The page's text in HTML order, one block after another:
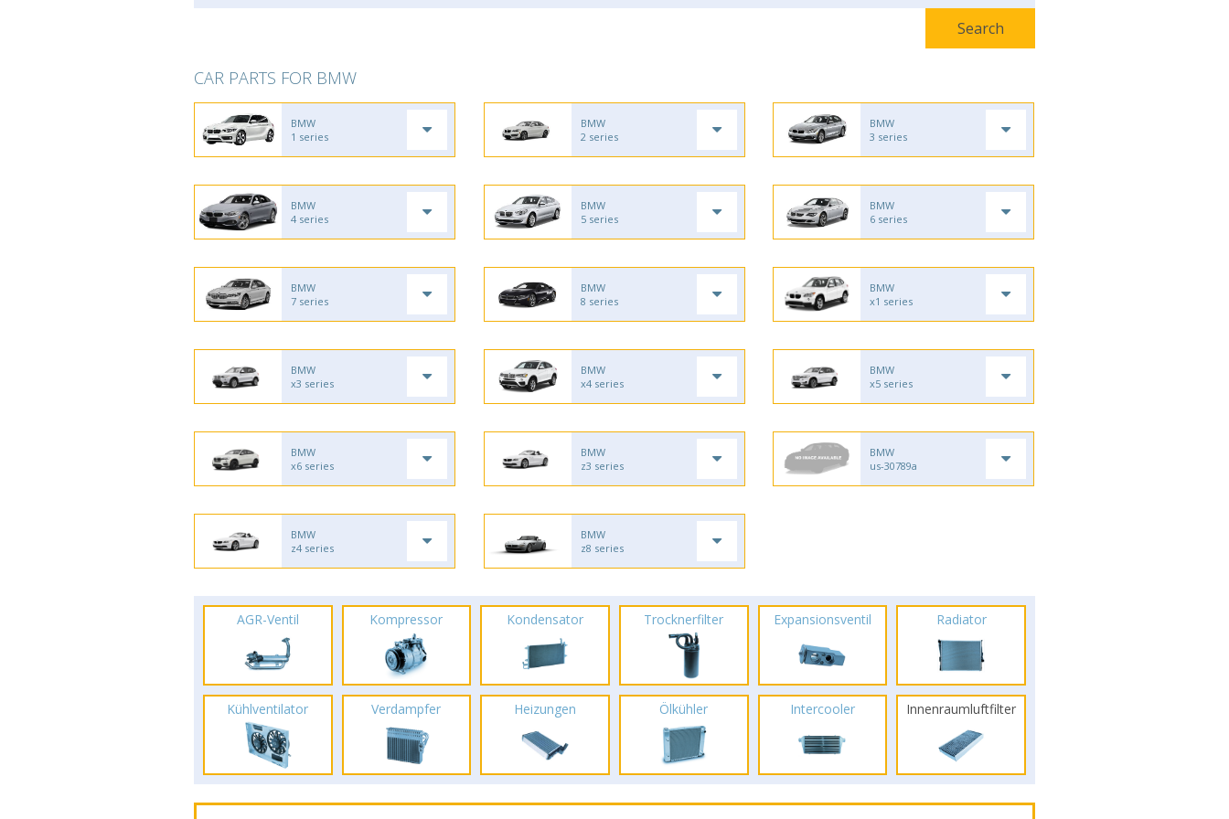
CAR PARTS FOR BMW
BMW
1 series
BMW
2 series
BMW
3 series
BMW
4 series
BMW
5 series
BMW
6 series
BMW
7 series
BMW
8 series
BMW
x1 series
BMW
x3 series
BMW
x4 series
BMW
x5 series
BMW
x6 series
BMW
z3 series
BMW
us-30789a
BMW
z4 series
BMW
z8 series
AGR-Ventil Kompressor Kondensator Trocknerfilter Expansionsventil Radiator
Kühlventilator Verdampfer Heizungen Ölkühler Intercooler Innenraumluftfilter